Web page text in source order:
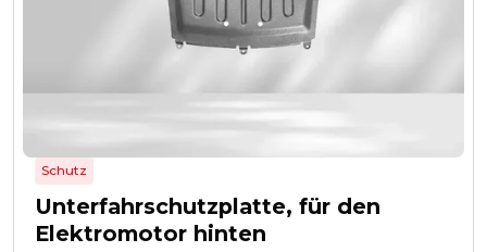
Schutz
Unterfahrschutzplatte, für den
Elektromotor hinten